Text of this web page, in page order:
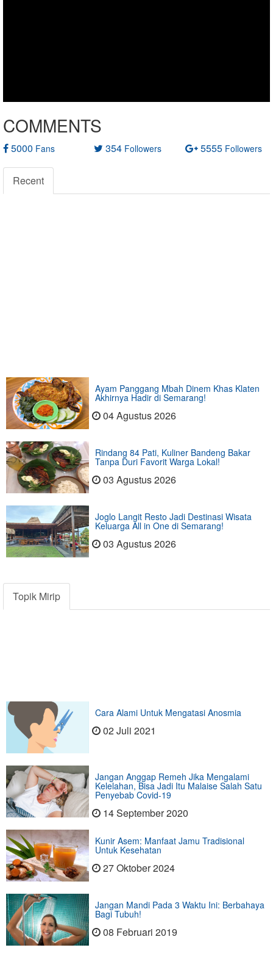
COMMENTS
5000 Fans 354 Followers 5555 Followers
Recent
Ayam Panggang Mbah Dinem Khas Klaten
Akhirnya Hadir di Semarang!
04 Agustus 2026
Rindang 84 Pati, Kuliner Bandeng Bakar
Tanpa Duri Favorit Warga Lokal!
03 Agustus 2026
Joglo Langit Resto Jadi Destinasi Wisata
Keluarga All in One di Semarang!
03 Agustus 2026
Topik Mirip
Cara Alami Untuk Mengatasi Anosmia
02 Juli 2021
Jangan Anggap Remeh Jika Mengalami
Kelelahan, Bisa Jadi Itu Malaise Salah Satu
Penyebab Covid-19
14 September 2020
Kunir Asem: Manfaat Jamu Tradisional
Untuk Kesehatan
27 Oktober 2024
Jangan Mandi Pada 3 Waktu Ini: Berbahaya
Bagi Tubuh!
08 Februari 2019